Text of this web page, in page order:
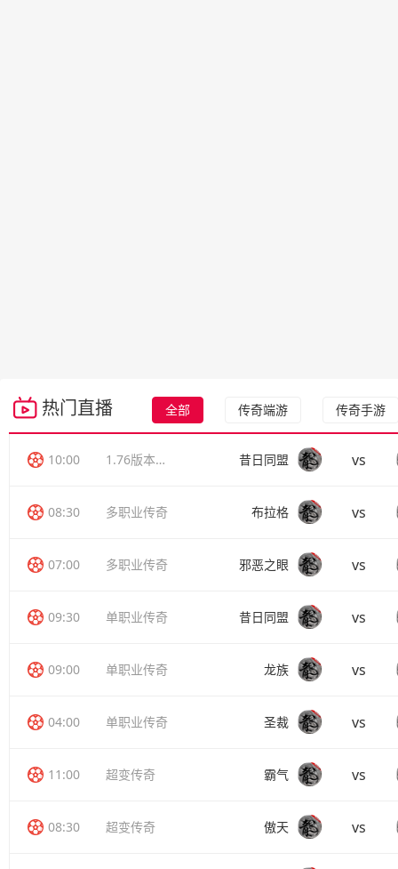
热门直播 全部 传奇端游 传奇手游
10:00 1.76版本传奇 昔日同盟 vs
08:30 多职业传奇 布拉格 vs
07:00 多职业传奇 邪恶之眼 vs
09:30 单职业传奇 昔日同盟 vs
09:00 单职业传奇 龙族 vs
04:00 单职业传奇 圣裁 vs
11:00 超变传奇 霸气 vs
08:30 超变传奇 傲天 vs